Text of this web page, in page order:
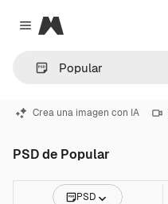
Close menu
Magnific
Crea una imagen con IA
PSD de Popular
PSD